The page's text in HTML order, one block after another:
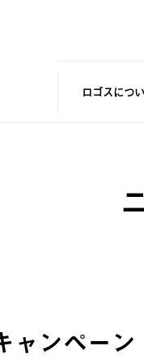
ロゴスにつ
ンペーン